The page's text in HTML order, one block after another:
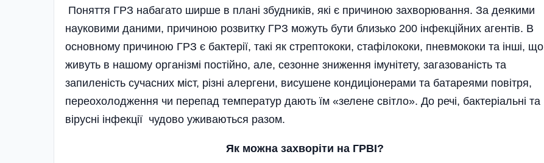
Поняття ГРЗ набагато ширше в плані збудників, які є причиною захворювання. За деякими
науковими даними, причиною розвитку ГРЗ можуть бути близько 200 інфекційних агентів. В
основному причиною ГРЗ є бактерії, такі як стрептококи, стафілококи, пневмококи та інші, що
живуть в нашому організмі постійно, але, сезонне зниження імунітету, загазованість та
запиленість сучасних міст, різні алергени, висушене кондиціонерами та батареями повітря,
переохоло­дження чи перепад температур дають їм «зелене світло». До речі, бактеріальні та
вірусні інфекції чудово уживаються разом.
Як можна захворіти на ГРВІ?